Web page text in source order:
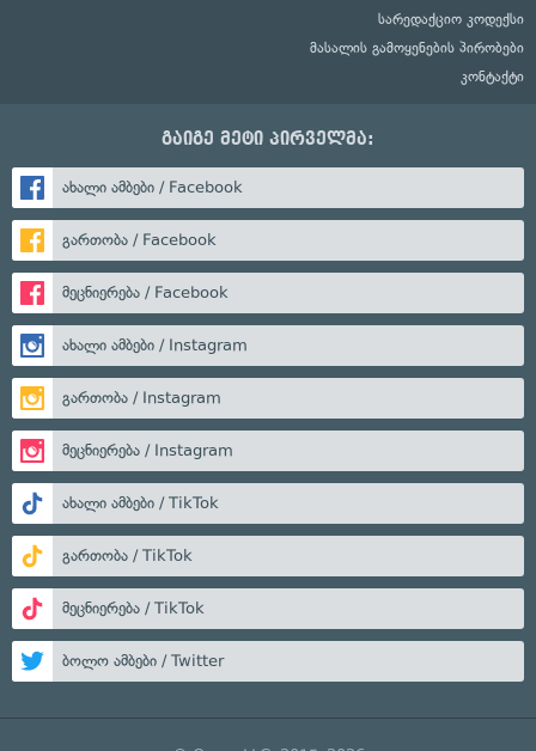
სარედაქციო კოდექსი
მასალის გამოყენების პირობები
კონტაქტი
გაიგე მეტი პირველმა:
ახალი ამბები / Facebook
გართობა / Facebook
მეცნიერება / Facebook
ახალი ამბები / Instagram
გართობა / Instagram
მეცნიერება / Instagram
ახალი ამბები / TikTok
გართობა / TikTok
მეცნიერება / TikTok
ბოლო ამბები / Twitter